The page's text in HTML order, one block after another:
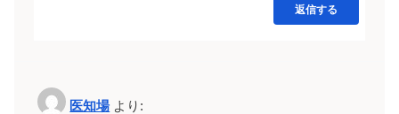
返信する
医知場 より: